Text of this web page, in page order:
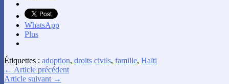
WhatsApp
Plus
Étiquettes : adoption, droits civils, famille, Haïti
← Article précédent
Article suivant →